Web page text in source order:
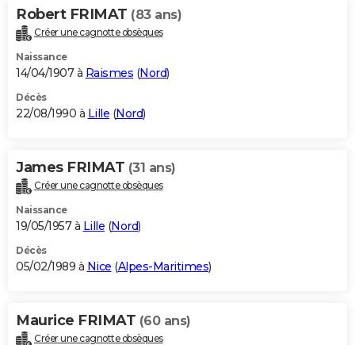
Robert FRIMAT (83 ans)
Créer une cagnotte obsèques
Naissance
14/04/1907 à Raismes (Nord)
Décès
22/08/1990 à Lille (Nord)
James FRIMAT (31 ans)
Créer une cagnotte obsèques
Naissance
19/05/1957 à Lille (Nord)
Décès
05/02/1989 à Nice (Alpes-Maritimes)
Maurice FRIMAT (60 ans)
Créer une cagnotte obsèques